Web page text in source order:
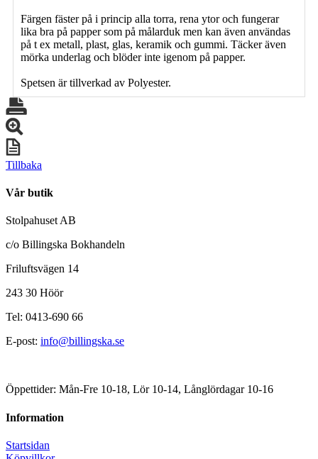
Färgen fäster på i princip alla torra, rena ytor och fungerar
lika bra på papper som på målarduk men kan även användas
på t ex metall, plast, glas, keramik och gummi. Täcker även
mörka underlag och blöder inte igenom på papper.
Spetsen är tillverkad av Polyester.
Tillbaka
Vår butik
Stolpahuset AB
c/o Billingska Bokhandeln
Friluftsvägen 14
243 30 Höör
Tel: 0413-690 66
E-post: info@billingska.se
Öppettider: Mån-Fre 10-18, Lör 10-14, Långlördagar 10-16
Information
Startsidan